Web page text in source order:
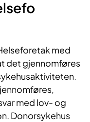
med
det gjennomføres
med lov- og
Donorsykehus